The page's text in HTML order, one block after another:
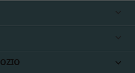
keyboard_arrow_down